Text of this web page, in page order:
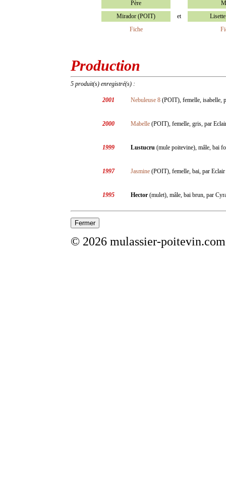
Père
Mirador (POIT)
et
Fiche
Production
5 produit(s) enregistré(s) :
2001 Nebuleuse 8 (POIT), femelle, isabelle,
2000 Mabelle (POIT), femelle, gris, par
1999 Lustucru (mule poitevine), mâle, bai
1997 Jasmine (POIT), femelle, bai, par
1995 Hector (mulet), mâle, bai brun, par
© 2026 mulassier-